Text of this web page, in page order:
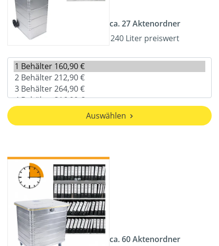
ca. 27 Aktenordner
240 Liter preiswert
Auswählen
ca. 60 Aktenordner